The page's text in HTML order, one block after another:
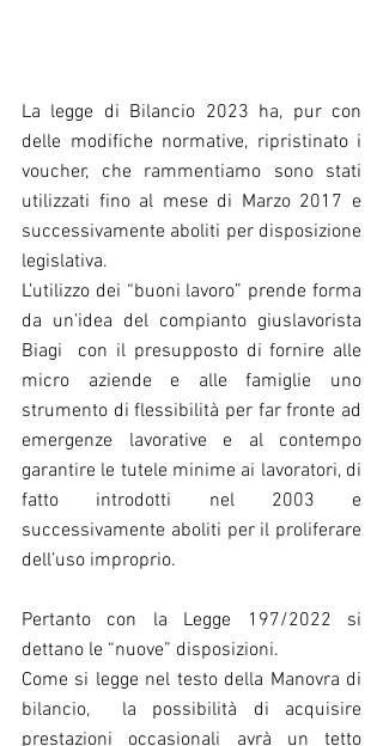
La legge di Bilancio 2023 ha, pur con
delle modifiche normative, ripristinato i
voucher, che rammentiamo sono stati
utilizzati fino al mese di Marzo 2017 e
successivamente aboliti per disposizione
legislativa.
L’utilizzo dei “buoni lavoro” prende forma
da un’idea del compianto giuslavorista
Biagi  con il presupposto di fornire alle
micro aziende e alle famiglie uno
strumento di flessibilità per far fronte ad
emergenze lavorative e al contempo
garantire le tutele minime ai lavoratori, di
fatto introdotti nel 2003 e
successivamente aboliti per il proliferare
dell’uso improprio.
Pertanto con la Legge 197/2022 si
dettano le “nuove” disposizioni.
Come si legge nel testo della Manovra di
bilancio,  la possibilità di acquisire
prestazioni occasionali avrà un tetto